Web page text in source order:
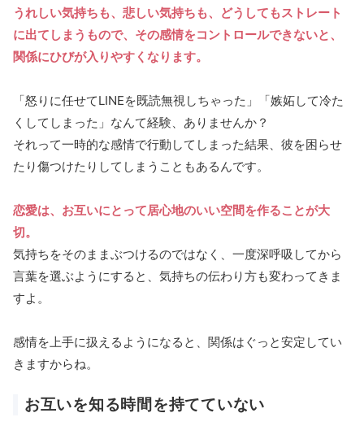
うれしい気持ちも、悲しい気持ちも、どうしてもストレート
に出てしまうもので、その感情をコントロールできないと、
関係にひびが入りやすくなります。
「怒りに任せてLINEを既読無視しちゃった」「嫉妬して冷た
くしてしまった」なんて経験、ありませんか？
それって一時的な感情で行動してしまった結果、彼を困らせ
たり傷つけたりしてしまうこともあるんです。
恋愛は、お互いにとって居心地のいい空間を作ることが大
切。
気持ちをそのままぶつけるのではなく、一度深呼吸してから
言葉を選ぶようにすると、気持ちの伝わり方も変わってきま
すよ。
感情を上手に扱えるようになると、関係はぐっと安定してい
きますからね。
お互いを知る時間を持てていない